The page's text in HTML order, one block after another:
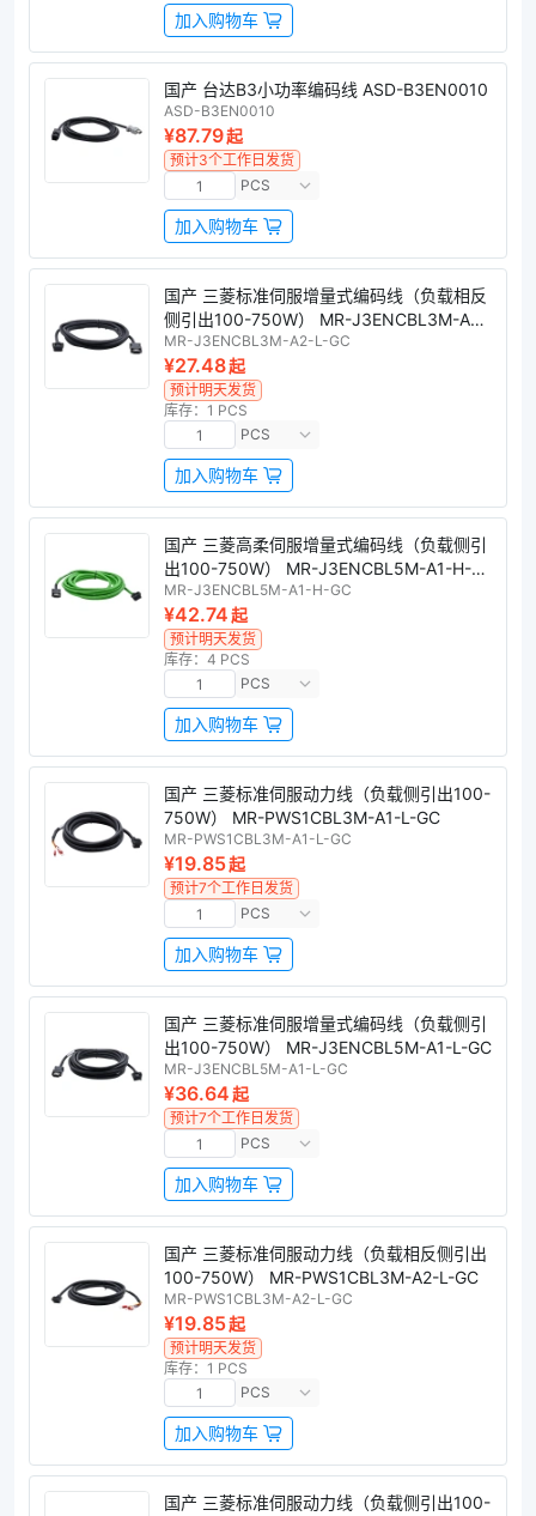
加入购物车
国产 台达B3小功率编码线 ASD-B3EN0010
ASD-B3EN0010
¥87.79起
预计3个工作日发货
PCS
加入购物车
国产 三菱标准伺服增量式编码线（负载相反
侧引出100-750W） MR-J3ENCBL3M-A2-
L-GC
MR-J3ENCBL3M-A2-L-GC
¥27.48起
预计明天发货
库存：1 PCS
PCS
加入购物车
国产 三菱高柔伺服增量式编码线（负载侧引
出100-750W） MR-J3ENCBL5M-A1-H-
GC
MR-J3ENCBL5M-A1-H-GC
¥42.74起
预计明天发货
库存：4 PCS
PCS
加入购物车
国产 三菱标准伺服动力线（负载侧引出100-
750W） MR-PWS1CBL3M-A1-L-GC
MR-PWS1CBL3M-A1-L-GC
¥19.85起
预计7个工作日发货
PCS
加入购物车
国产 三菱标准伺服增量式编码线（负载侧引
出100-750W） MR-J3ENCBL5M-A1-L-GC
MR-J3ENCBL5M-A1-L-GC
¥36.64起
预计7个工作日发货
PCS
加入购物车
国产 三菱标准伺服动力线（负载相反侧引出
100-750W） MR-PWS1CBL3M-A2-L-GC
MR-PWS1CBL3M-A2-L-GC
¥19.85起
预计明天发货
库存：1 PCS
PCS
加入购物车
国产 三菱标准伺服动力线（负载侧引出100-